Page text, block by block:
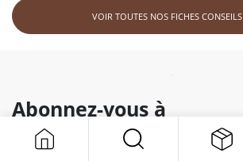
VOIR TOUTES NOS FICHES CONSEILS
Abonnez-vous à
notre newsletter